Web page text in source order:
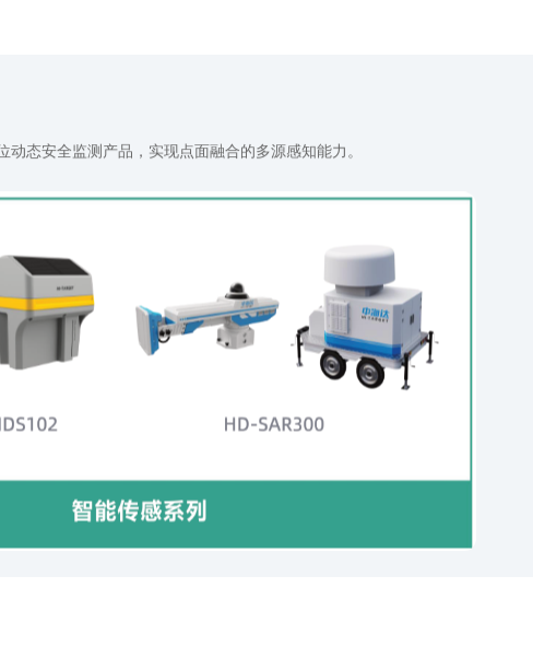
态安全监测产品，实现点面融合的多源感知能力。